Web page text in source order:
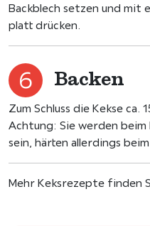
Backblech setzen und
platt drücken.
Backen
Zum Schluss die Kekse ca.
Achtung: Sie werden beim
sein, härten allerdings beim
Mehr Keksrezepte finden